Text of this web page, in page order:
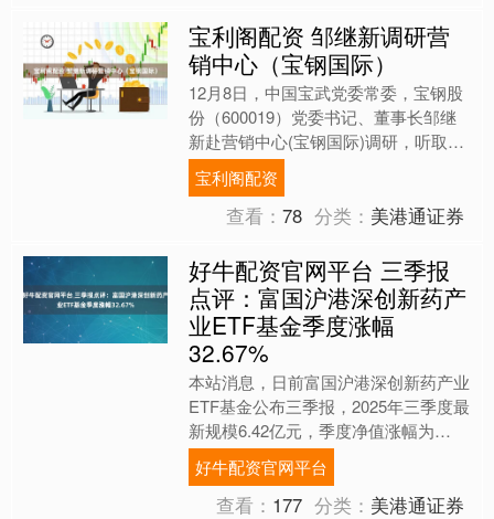
宝利阁配资 邹继新调研营
销中心（宝钢国际）
12月8日，中国宝武党委常委，宝钢股
份（600019）党委书记、董事长邹继
新赴营销中心(宝钢国际)调研，听取营
销中心2025年营销工作整体情况及
2026年工作策....
宝利阁配资
查看：78 分类： 美港通证券
好牛配资官网平台 三季报
点评：富国沪港深创新药产
业ETF基金季度涨幅
32.67%
本站消息，日前富国沪港深创新药产业
ETF基金公布三季报，2025年三季度最
新规模6.42亿元，季度净值涨幅为
32.67%。 从业绩表现来看，富国沪港
深创新药产业....
好牛配资官网平台
查看： 177 分类： 美港通证券